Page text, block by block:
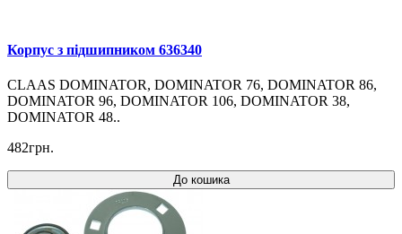
Корпус з підшипником 636340
CLAAS DOMINATOR, DOMINATOR 76, DOMINATOR 86,
DOMINATOR 96, DOMINATOR 106, DOMINATOR 38,
DOMINATOR 48..
482грн.
До кошика